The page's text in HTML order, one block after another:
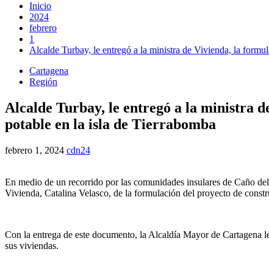
Inicio
2024
febrero
1
Alcalde Turbay, le entregó a la ministra de Vivienda, la
Cartagena
Región
Alcalde Turbay, le entregó a la ministra
potable en la isla de Tierrabomba
febrero 1, 2024 cdn24
En medio de un recorrido por las comunidades insulares de Caño
Vivienda, Catalina Velasco, de la formulación del proyecto de
Con la entrega de este documento, la Alcaldía Mayor de
sus viviendas.